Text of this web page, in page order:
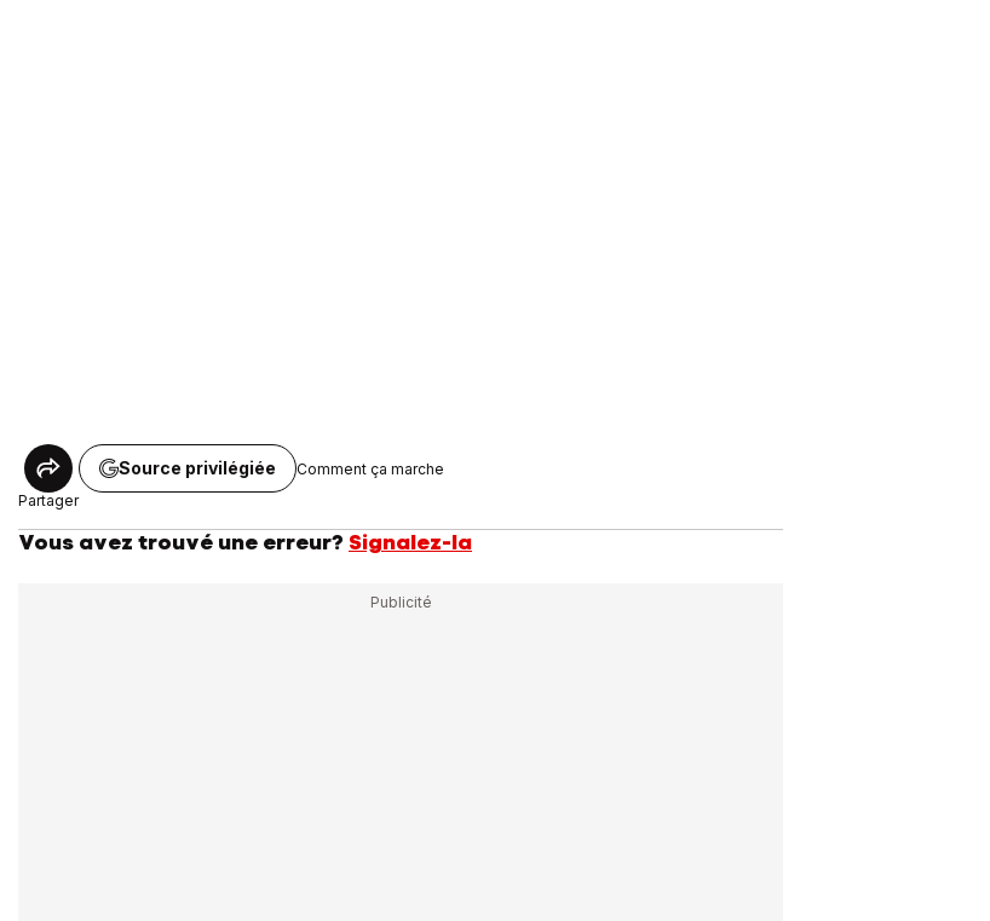
Partager
Source privilégiée Comment ça marche
Vous avez trouvé une erreur? Signalez-la